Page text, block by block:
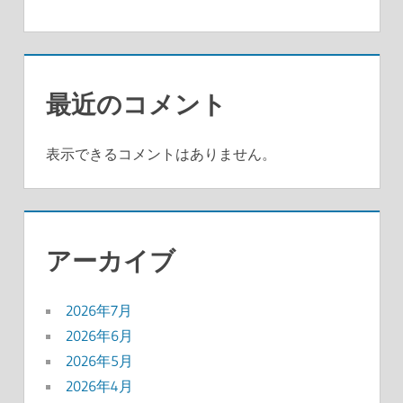
最近のコメント
表示できるコメントはありません。
アーカイブ
2026年7月
2026年6月
2026年5月
2026年4月